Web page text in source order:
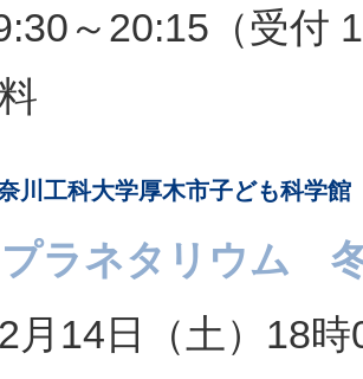
～20:15（受付
川工科大学厚木市子ども科学館
プラネタリウム
14日（土）18時